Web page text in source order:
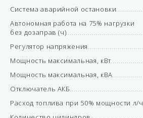
Система аварийной остановки
Автономная работа на 75% нагрузки
без дозаправ (ч)
Регулятор напряжения
Мощность максимальная, кВт
Мощность максимальная, кВА
Отключатель АКБ
Расход топлива при 50% мощности л/ч